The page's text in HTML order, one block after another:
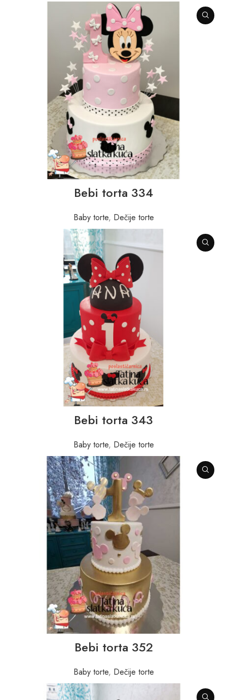
Bebi torta 334
Baby torte, Dečije torte
Bebi torta 343
Baby torte, Dečije torte
Bebi torta 352
Baby torte, Dečije torte